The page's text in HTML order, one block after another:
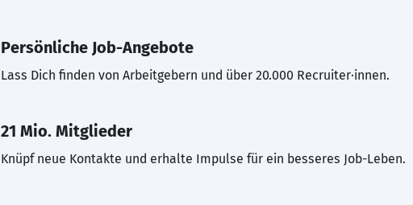
Persönliche Job-Angebote
Lass Dich finden von Arbeitgebern und über 20.000 Recruiter·innen.
21 Mio. Mitglieder
Knüpf neue Kontakte und erhalte Impulse für ein besseres Job-Leben.